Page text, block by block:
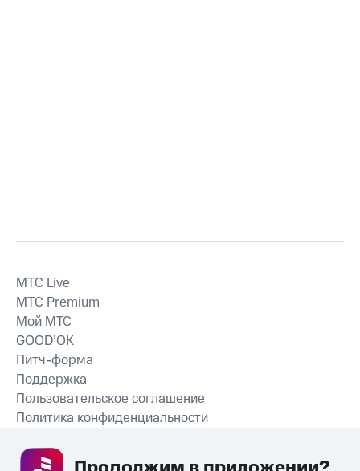
СКАЧАТЬ ПРИЛОЖЕНИЕ
MTС Live
MTС Premium
Мой МТС
GOOD’OK
Питч-форма
Поддержка
Пользовательское соглашение
Политика конфиденциальности